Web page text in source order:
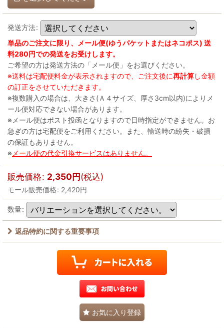
発送方法:
単品のご注文に限り、メール便(ゆうパケットまたはネコポス) 送
料280円での発送をお受けします。
ご希望の方は発送方法の「メール便」をお選びください。
※送料は宅配便料金が表示されますので、ご注文後に再計算し金額
の訂正をさせていただきます。
※複数購入の場合は、大きさ(Ａ４サイズ、厚さ3cm以内)によりメ
ール便対応できない場合があります。
※メール便はポスト投函となりますので日時指定ができません。お
急ぎの方は宅配便をご利用ください。また、輸送時の紛失・破損
の保証もありません。
※ メール便の代金引換サービスはありません。
販売価格: 2,350円(税込)
モール販売価格: 2,420円
数量:
返品特約に関する重要事項
お気に入り登録